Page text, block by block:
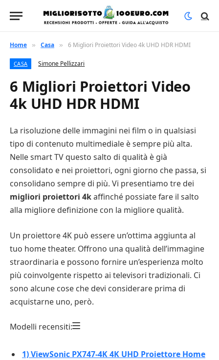
Home » Casa » 6 Migliori Proiettori Video 4k UHD HDR HDMI
CASA Simone Pellizzari
6 Migliori Proiettori Video
4k UHD HDR HDMI
La risoluzione delle immagini nei film o in qualsiasi
tipo di contenuto multimediale è sempre più alta.
Nelle smart TV questo salto di qualità è già
consolidato e nei proiettori, ogni giorno che passa, si
consolidano sempre di più. Vi presentiamo tre dei
migliori proiettori 4kaffinché possiate fare il salto
alla migliore definizione con la migliore qualità.
Un proiettore 4K può essere un’ottima aggiunta al
tuo home theater. Offrono una qualità dell’immagine
straordinaria e possono fornire un’esperienza molto
più coinvolgente rispetto ai televisori tradizionali. Ci
sono alcune cose che devi considerare prima di
acquistarne uno, però.
Modelli recensiti:
1) ViewSonic PX747-4K 4K UHD Proiettore Home